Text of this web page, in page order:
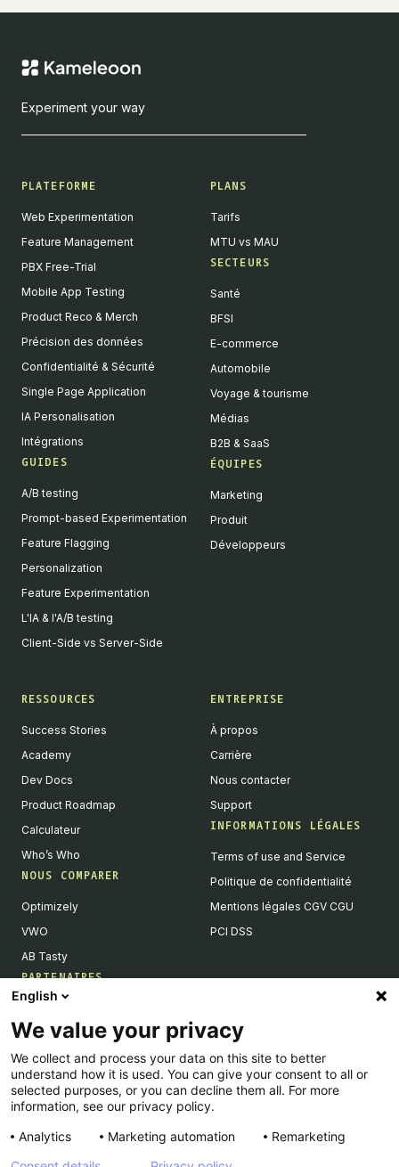
Experiment your way
PLATEFORME
Web Experimentation
Feature Management
PBX Free-Trial
Mobile App Testing
Product Reco & Merch
Précision des données
Confidentialité & Sécurité
Single Page Application
IA Personalisation
Intégrations
GUIDES
A/B testing
Prompt-based Experimentation
Feature Flagging
Personalization
Feature Experimentation
L'IA & l'A/B testing
Client-Side vs Server-Side
PLANS
Tarifs
MTU vs MAU
SECTEURS
Santé
BFSI
E-commerce
Automobile
Voyage & tourisme
Médias
B2B & SaaS
ÉQUIPES
Marketing
Produit
Développeurs
RESSOURCES
Success Stories
Academy
Dev Docs
Product Roadmap
Calculateur
Who’s Who
NOUS COMPARER
Optimizely
VWO
AB Tasty
PARTENAIRES
Devenir partenaires
Liste de nos intégrations
Agences Partenaires
ENTREPRISE
À propos
Carrière
Nous contacter
Support
INFORMATIONS LÉGALES
Terms of use and Service
Politique de confidentialité
Mentions légales CGV CGU
PCI DSS
English
We value your privacy
We collect and process your data on this site to better
understand how it is used. You can give your consent to all or
selected purposes, or you can decline them all. For more
information, see our privacy policy.
Analytics
Marketing automation
Remarketing